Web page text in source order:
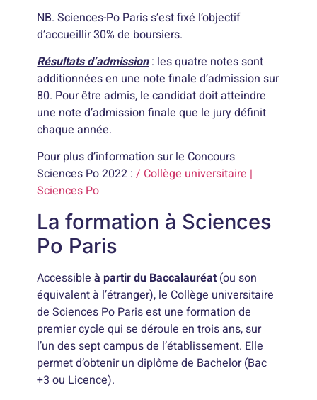
NB. Sciences-Po Paris s’est fixé l’objectif
d’accueillir 30% de boursiers.
Résultats d’admission: les quatre notes sont
additionnées en une note finale d’admission sur
80. Pour être admis, le candidat doit atteindre
une note d’admission finale que le jury définit
chaque année.
Pour plus d’information sur le Concours
Sciences Po 2022 :/ Collège universitaire |
Sciences Po
La formation à Sciences
Po Paris
Accessibleà partir du Baccalauréat (ou son
équivalent à l’étranger), le Collège universitaire
de Sciences Po Paris est une formation de
premier cycle qui se déroule en trois ans, sur
l’un des sept campus de l’établissement. Elle
permet d’obtenir un diplôme de Bachelor (Bac
+3 ou Licence).